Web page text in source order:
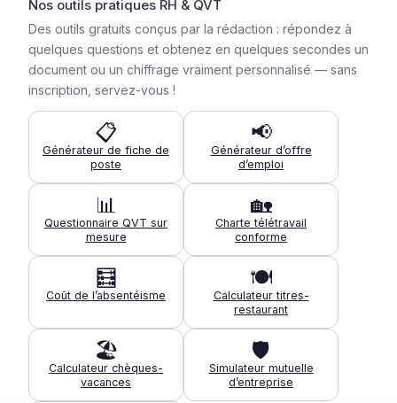
Nos outils pratiques RH & QVT
Des outils gratuits conçus par la rédaction : répondez à
quelques questions et obtenez en quelques secondes un
document ou un chiffrage vraiment personnalisé — sans
inscription, servez-vous !
📋
Générateur de fiche de
poste
📢
Générateur d’offre
d’emploi
📊
Questionnaire QVT sur
mesure
🏡
Charte télétravail
conforme
🧮
Coût de l’absentéisme
🍽️
Calculateur titres-
restaurant
🏖️
Calculateur chèques-
vacances
🛡️
Simulateur mutuelle
d’entreprise